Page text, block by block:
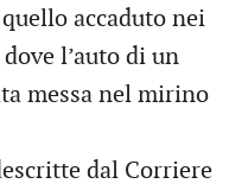
accaduto nei
l’auto di un
messa nel mirino
dal Corriere